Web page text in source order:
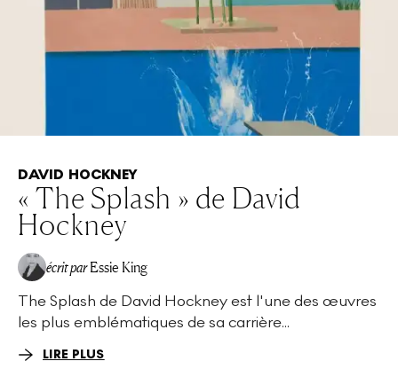
DAVID HOCKNEY
« The Splash » de David
Hockney
écrit par Essie King
The Splash de David Hockney est l'une des œuvres
les plus emblématiques de sa carrière...
LIRE PLUS